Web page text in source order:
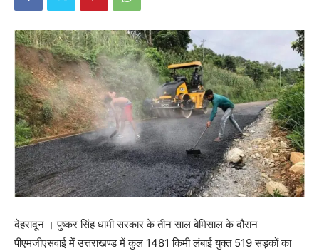
देहरादून । पुष्कर सिंह धामी सरकार के तीन साल बेमिसाल के दौरान
पीएमजीएसवाई में उत्तराखण्ड में कुल 1481 किमी लंबाई युक्त 519 सड़कों का